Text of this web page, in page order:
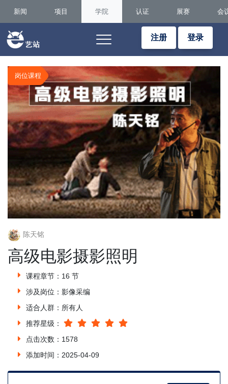
新闻 项目 学院 认证 展赛 会
注册 登录
岗位课程
陈天铭
高级电影摄影照明
课程章节：16 节
涉及岗位：影像采编
适合人群：所有人
推荐星级：
点击次数：1578
添加时间：2025-04-09